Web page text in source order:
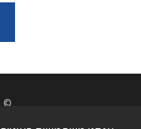
© 2025 קניון עיר ימים .